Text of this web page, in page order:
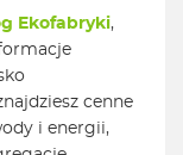
Ekofabryki,
cenne
i energii,